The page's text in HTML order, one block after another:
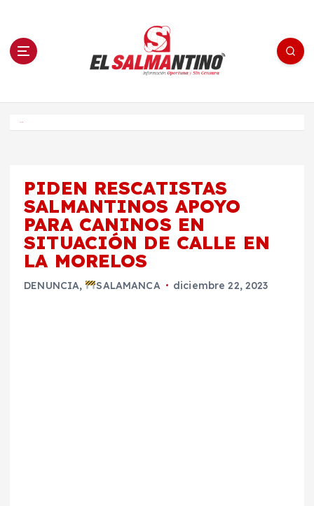
n El Salmantino - medios/noticias/editorial
PIDEN RESCATISTAS
SALMANTINOS APOYO
PARA CANINOS EN
SITUACIÓN DE CALLE EN
LA MORELOS
DENUNCIA, SALAMANCA diciembre 22, 2023